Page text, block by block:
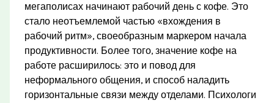
мегаполисах начинают рабочий день с кофе. Это
стало неотъемлемой частью «вхождения в
рабочий ритм», своеобразным маркером начала
продуктивности. Более того, значение кофе на
работе расширилось: это и повод для
неформального общения, и способ наладить
горизонтальные связи между отделами. Психологи